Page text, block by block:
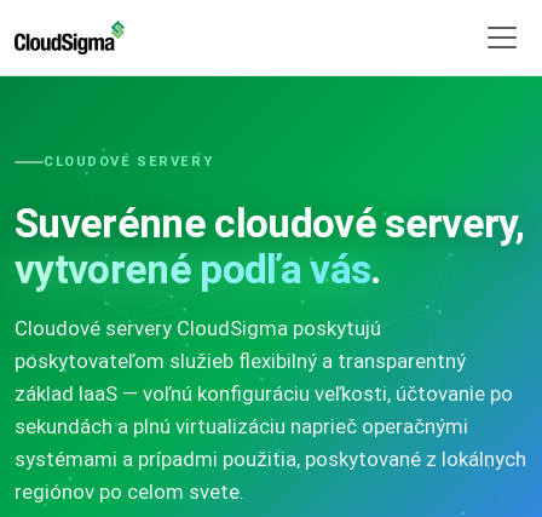
CLOUDOVÉ SERVERY
Suverénne cloudové servery,
vytvorené podľa vás.
Cloudové servery CloudSigma poskytujú
poskytovateľom služieb flexibilný a transparentný
základ IaaS — voľnú konfiguráciu veľkosti, účtovanie po
sekundách a plnú virtualizáciu naprieč operačnými
systémami a prípadmi použitia, poskytované z lokálnych
regiónov po celom svete.